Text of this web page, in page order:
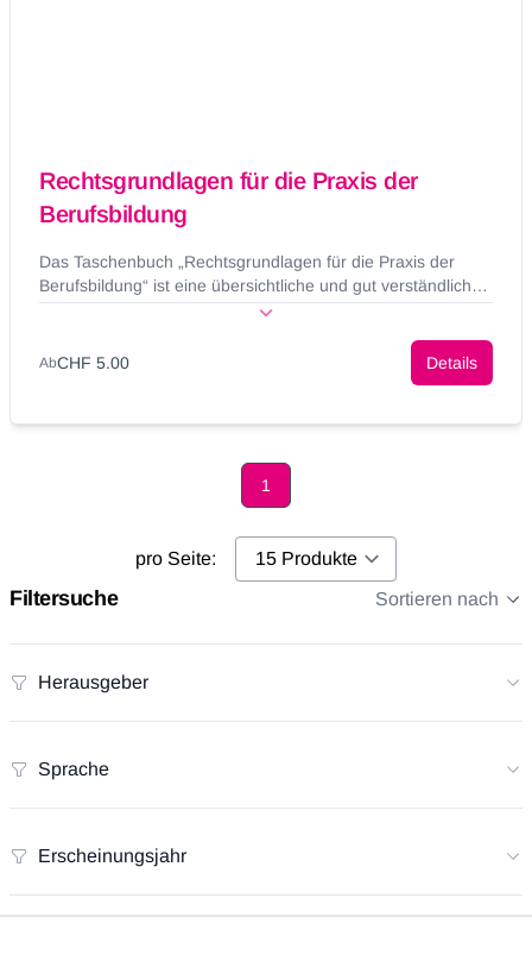
Rechtsgrundlagen für die Praxis der
Berufsbildung
Das Taschenbuch „Rechtsgrundlagen für die Praxis der
Berufsbildung“ ist eine übersichtliche und gut verständliche
Darstellung der komplexen rechtlichen Verhältnisse im
Berufsbildungsfachleute.
AbCHF 5.00 Details
Page
1
pro Seite:
Filtersuche Sortieren nach
Herausgeber
Sprache
Erscheinungsjahr